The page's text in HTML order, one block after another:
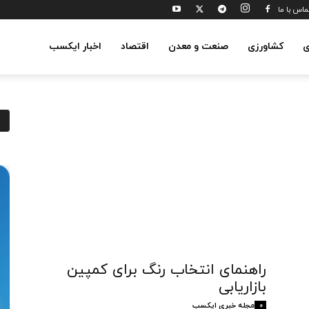
با ما
اخبار ایکسب اقتصاد صنعت و معدن کشاورزی
راهنمای انتخاب رنگ برای کمپین
بازاریابی
مجله خبری ایکسب 0